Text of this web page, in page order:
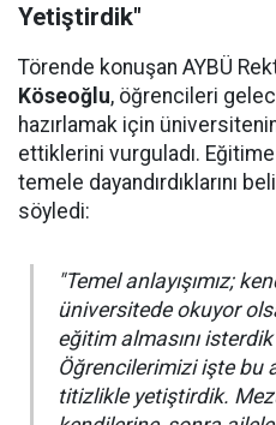
Yetiştirdik"
Törende konuşan AYBÜ
Köseoğlu, öğrencileri
hazırlamak için
ettiklerini vurguladı. Eğitime
temele dayandırdıklarını
söyledi:
"Temel anlayışımız;
üniversitede okuyor
eğitim almasını
Öğrencilerimizi işte bu
titizlikle yetiştirdik.